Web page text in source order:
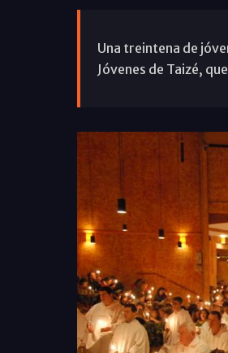
Una treintena de
Jóvenes de Taizé,